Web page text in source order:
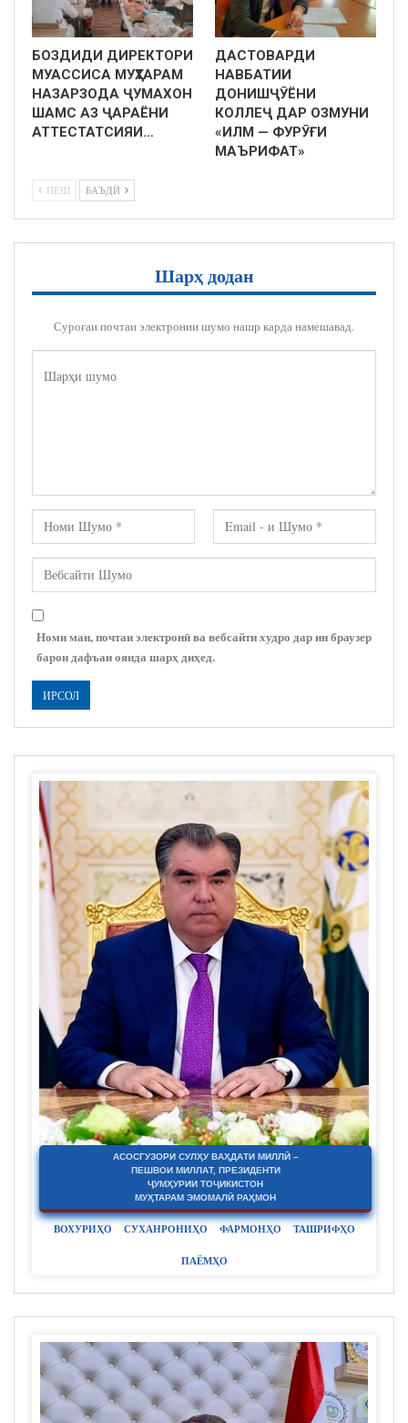
БОЗДИДИ ДИРЕКТОРИ
МУАССИСА МУҲТАРАМ
НАЗАРЗОДА ҶУМАХОН
ШАМС АЗ ҶАРАЁНИ
АТТЕСТАТСИЯИ…
ДАСТОВАРДИ
НАВБАТИИ
ДОНИШҶӮЁНИ
КОЛЛЕҶ ДАР ОЗМУНИ
«ИЛМ — ФУРӮҒИ
МАЪРИФАТ»
ПЕШ БАЪДӢ
Шарҳ додан
Суроғаи почтаи электронии шумо нашр карда намешавад.
Номи ман, почтаи электронӣ ва вебсайти худро дар ин браузер
барои дафъаи оянда шарҳ диҳед.
АСОСГУЗОРИ СУЛҲУ ВАҲДАТИ МИЛЛӢ –
ПЕШВОИ МИЛЛАТ, ПРЕЗИДЕНТИ
ҶУМҲУРИИ ТОҶИКИСТОН
МУҲТАРАМ ЭМОМАЛӢ РАҲМОН
ВОХУРИҲО СУХАНРОНИҲО ФАРМОНҲО ТАШРИФҲО
ПАЁМҲО